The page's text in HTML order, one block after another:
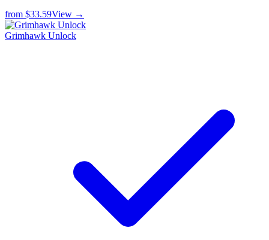
from $33.59View →
Grimhawk Unlock